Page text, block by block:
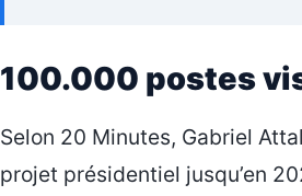
100.000 postes
Selon 20 Minutes, Gabriel
projet présidentiel jusqu’en